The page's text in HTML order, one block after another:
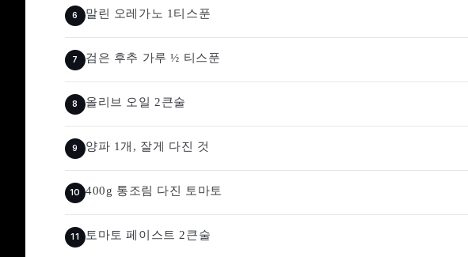
말린 오레가노 1티스푼
검은 후추 가루 ½ 티스푼
올리브 오일 2큰술
양파 1개, 잘게 다진 것
400g 통조림 다진 토마토
토마토 페이스트 2큰술